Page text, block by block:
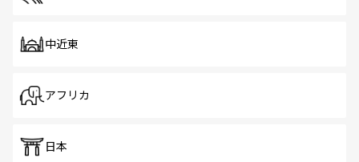
中近東
アフリカ
日本